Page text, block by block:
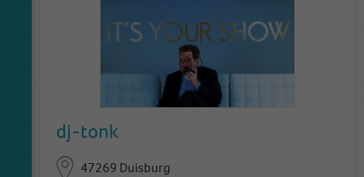
dj-tonk
47269 Duisburg
wbsite is doing. The data collected including
the number visitors, the source where they
have come from, and the pages viisted in an
anonymous form.